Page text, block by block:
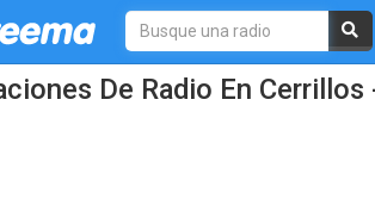
De Radio En Cerrillos